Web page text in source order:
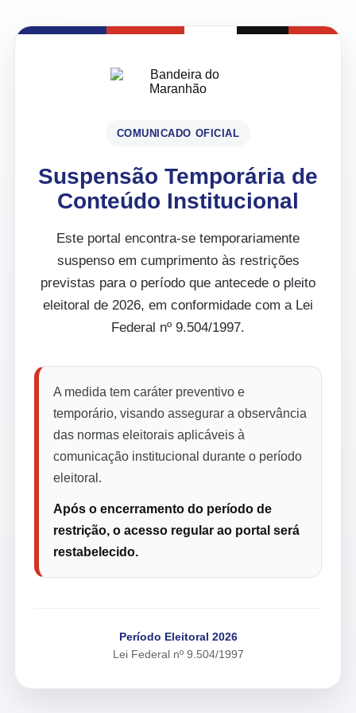
COMUNICADO OFICIAL
Suspensão Temporária de
Conteúdo Institucional
Este portal encontra-se temporariamente
suspenso em cumprimento às restrições
previstas para o período que antecede o pleito
eleitoral de 2026, em conformidade com a Lei
Federal nº 9.504/1997.
A medida tem caráter preventivo e
temporário, visando assegurar a observância
das normas eleitorais aplicáveis à
comunicação institucional durante o período
eleitoral.
Após o encerramento do período de
restrição, o acesso regular ao portal será
restabelecido.
Período Eleitoral 2026
Lei Federal nº 9.504/1997